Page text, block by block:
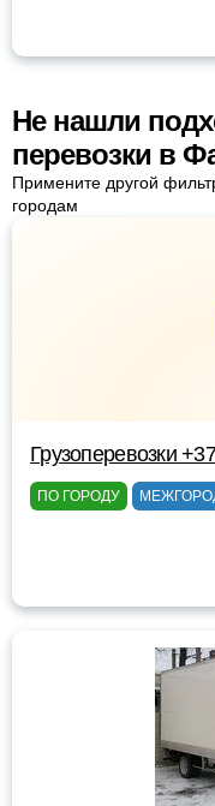
Не нашли
перевозки в
Примените другой
городам
Грузоперевозки
ПО ГОРОДУ